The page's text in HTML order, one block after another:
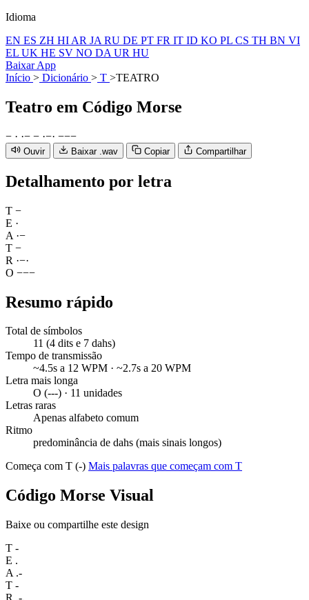
Idioma
EN ES ZH HI AR JA RU DE PT FR IT ID KO PL CS TH BN VI
EL UK HE SV NO DA UR HU
Baixar App
Início > Dicionário > T >TEATRO
Teatro em Código Morse
− · ·− − ·−· −−−
Ouvir Baixar .wav Copiar Compartilhar
Detalhamento por letra
T −
E ·
A ·−
T −
R ·−·
O −−−
Resumo rápido
Total de símbolos
11 (4 dits e 7 dahs)
Tempo de transmissão
~4.5s a 12 WPM · ~2.7s a 20 WPM
Letra mais longa
O (---) · 11 unidades
Letras raras
Apenas alfabeto comum
Ritmo
predominância de dahs (mais sinais longos)
Começa com T (-) Mais palavras que começam com T
Código Morse Visual
Baixe ou compartilhe este design
T -
E .
A .-
T -